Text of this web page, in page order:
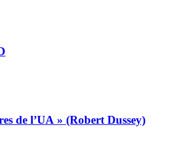
de l’UA » (Robert Dussey)